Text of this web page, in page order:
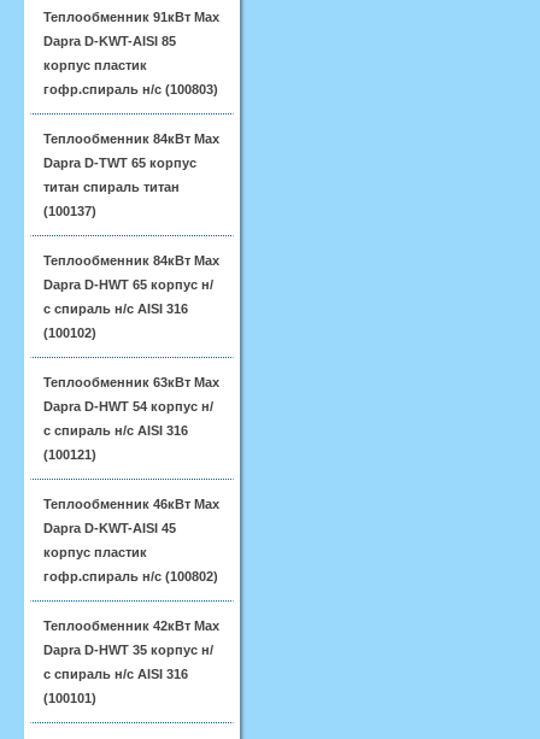
Теплообменник 91кВт Max
Dapra D-KWT-AISI 85
корпус пластик
гофр.спираль н/с (100803)
Теплообменник 84кВт Max
Dapra D-TWT 65 корпус
титан спираль титан
(100137)
Теплообменник 84кВт Max
Dapra D-HWT 65 корпус н/
с спираль н/с AISI 316
(100102)
Теплообменник 63кВт Max
Dapra D-HWT 54 корпус н/
с спираль н/с AISI 316
(100121)
Теплообменник 46кВт Max
Dapra D-KWT-AISI 45
корпус пластик
гофр.спираль н/с (100802)
Теплообменник 42кВт Max
Dapra D-HWT 35 корпус н/
с спираль н/с AISI 316
(100101)